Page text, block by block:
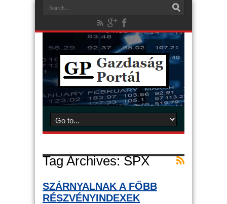
Tag Archives:SPX
SZÁRNYALNAK A FŐBB
RÉSZVÉNYINDEXEK